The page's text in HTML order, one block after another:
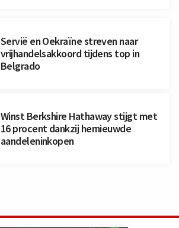
Servië en Oekraïne streven naar
vrijhandelsakkoord tijdens top in
Belgrado
Winst Berkshire Hathaway stijgt met
16 procent dankzij hernieuwde
aandeleninkopen